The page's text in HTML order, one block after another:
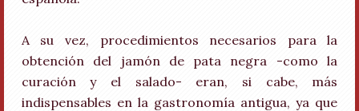
A su vez, procedimientos necesarios para la
obtención del jamón de pata negra -como la
curación y el salado- eran, si cabe, más
indispensables en la gastronomía antigua, ya que